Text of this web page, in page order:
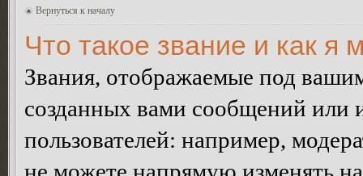
Вернуться к началу
Что такое звание и как я
Звания, отображаемые под
созданных вами сообщений
пользователей: например,